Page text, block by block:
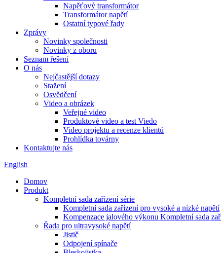
Napěťový transformátor
Transformátor napětí
Ostatní typové řady
Zprávy
Novinky společnosti
Novinky z oboru
Seznam řešení
O nás
Nejčastější dotazy
Stažení
Osvědčení
Video a obrázek
Veřejné video
Produktové video a test Viedo
Video projektu a recenze klientů
Prohlídka továrny
Kontaktujte nás
English
Domov
Produkt
Kompletní sada zařízení série
Kompletní sada zařízení pro vysoké a nízké napětí
Kompenzace jalového výkonu Kompletní sada
Řada pro ultravysoké napětí
Jistič
Odpojení spínače